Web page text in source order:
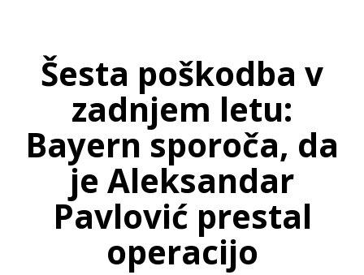
Šesta poškodba v
zadnjem letu:
Bayern sporoča, da
je Aleksandar
Pavlović prestal
operacijo